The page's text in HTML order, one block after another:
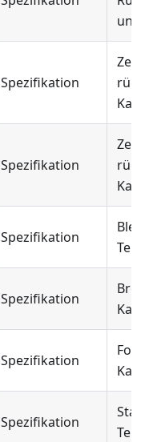
Spezifikation
Zeigt
Spezifikation
Zeigt
Spezifikation
Spezifikation
Spezifikation
Spezifikation